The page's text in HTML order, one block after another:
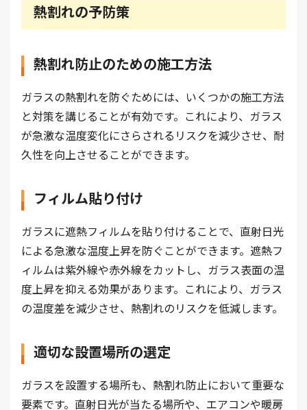
熱割れの予防策
熱割れ防止のための施工方法
ガラスの熱割れを防ぐためには、いくつかの施工方法
と対策を講じることが有効です。これにより、ガラス
が急激な温度変化にさらされるリスクを減少させ、耐
久性を向上させることができます。
フィルム貼り付け
ガラスに遮熱フィルムを貼り付けることで、直射日光
による急激な温度上昇を防ぐことができます。遮熱フ
ィルムは紫外線や赤外線をカットし、ガラス表面の温
度上昇を抑える効果があります。これにより、ガラス
の温度差を減少させ、熱割れのリスクを低減します。
適切な設置場所の選定
ガラスを設置する場所も、熱割れ防止において重要な
要素です。直射日光が当たる場所や、エアコンや暖房